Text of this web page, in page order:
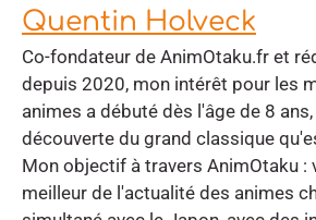
Quentin Holveck
Co-fondateur de AnimOtaku.fr et
depuis 2020, mon intérêt pour les
animes a débuté dès l'âge de 8 ans,
découverte du grand classique
Mon objectif à travers AnimOtaku :
meilleur de l'actualité des animes